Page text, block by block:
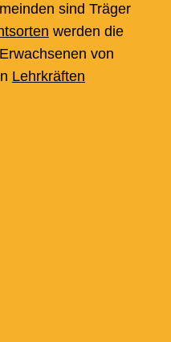
sind Träger
werden die
von
Lehrkräften